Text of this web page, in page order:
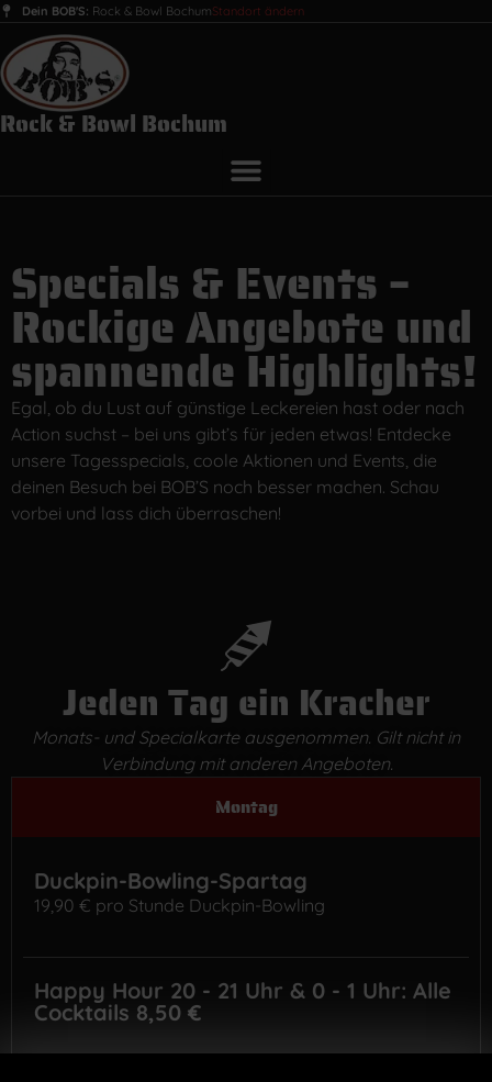
Dein BOB'S: Rock & Bowl BochumStandort ändern
Rock & Bowl Bochum
Specials & Events –
Rockige Angebote und
spannende Highlights!
Egal, ob du Lust auf günstige Leckereien hast oder nach
Action suchst – bei uns gibt’s für jeden etwas! Entdecke
unsere Tagesspecials, coole Aktionen und Events, die
deinen Besuch bei BOB’S noch besser machen. Schau
vorbei und lass dich überraschen!
Jeden Tag ein Kracher
Monats- und Specialkarte ausgenommen. Gilt nicht in
Verbindung mit anderen Angeboten.
Montag
Duckpin-Bowling-Spartag
19,90 € pro Stunde Duckpin-Bowling
Happy Hour 20 - 21 Uhr & 0 - 1 Uhr: Alle
Cocktails 8,50 €